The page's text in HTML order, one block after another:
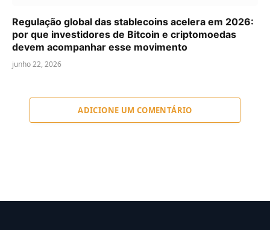
Regulação global das stablecoins acelera em 2026:
por que investidores de Bitcoin e criptomoedas
devem acompanhar esse movimento
junho 22, 2026
ADICIONE UM COMENTÁRIO